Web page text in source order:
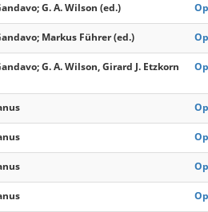
G. A. Wilson (ed.)
Markus Führer (ed.)
G. A. Wilson, Girard J. Etzkorn